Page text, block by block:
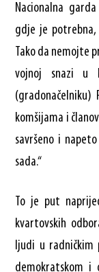
Nacionalna
gdje je
Tako da nemojte
vojnoj snazi u
komšijama i
savršeno i
sada.“
To je put
kvartovskih
ljudi u
demokratskom i